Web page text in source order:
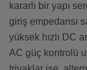
kararlı bir yapı
giriş empedansı
yüksek hızlı DC
AC güç kontrolü